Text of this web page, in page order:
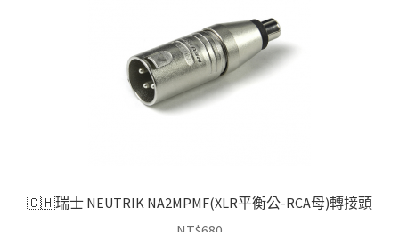
🇨🇭瑞士 NEUTRIK NA2MPMF(XLR平衡公-RCA母)轉接頭